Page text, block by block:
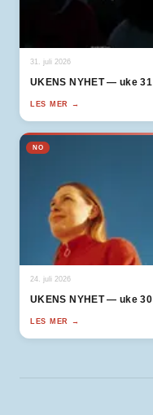
31. juli 2026
UKENS NYHET — uke 31
LES MER →
NO
24. juli 2026
UKENS NYHET — uke 30
LES MER →